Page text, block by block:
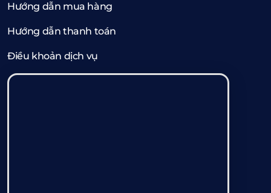
Hướng dẫn mua hàng
Hướng dẫn thanh toán
Điều khoản dịch vụ